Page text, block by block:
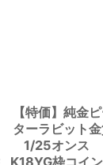
【特価】純金
ターラビット
1/25オンス